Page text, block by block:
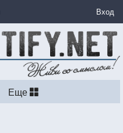
Вход
Еще